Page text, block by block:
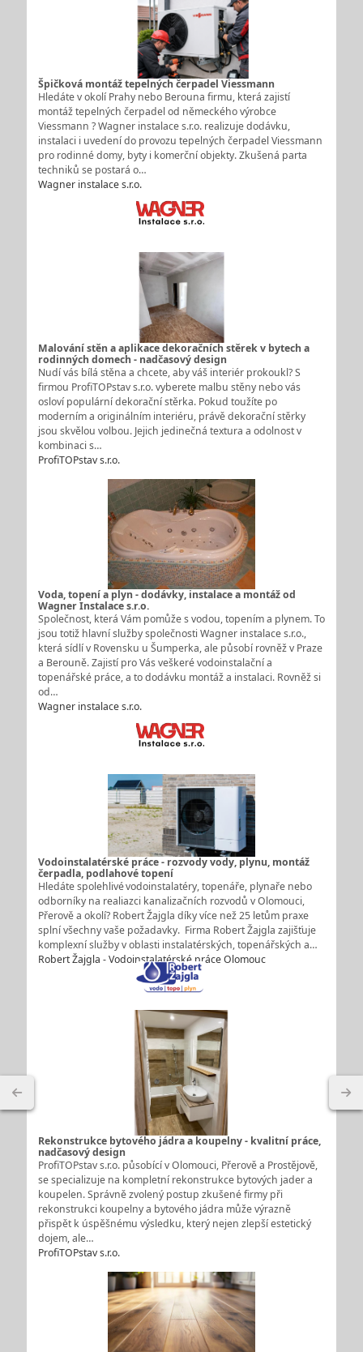
Špičková montáž tepelných čerpadel Viessmann
Hledáte v okolí Prahy nebo Berouna firmu, která zajistí
montáž tepelných čerpadel od německého výrobce
Viessmann ? Wagner instalace s.r.o. realizuje dodávku,
instalaci i uvedení do provozu tepelných čerpadel Viessmann
pro rodinné domy, byty i komerční objekty. Zkušená parta
techniků se postará o…
Wagner instalace s.r.o.
Malování stěn a aplikace dekoračních stěrek v bytech a
rodinných domech - nadčasový design
Nudí vás bílá stěna a chcete, aby váš interiér prokoukl? S
firmou ProfiTOPstav s.r.o. vyberete malbu stěny nebo vás
osloví populární dekorační stěrka. Pokud toužíte po
moderním a originálním interiéru, právě dekorační stěrky
jsou skvělou volbou. Jejich jedinečná textura a odolnost v
kombinaci s…
ProfiTOPstav s.r.o.
Voda, topení a plyn - dodávky, instalace a montáž od
Wagner Instalace s.r.o.
Společnost, která Vám pomůže s vodou, topením a plynem. To
jsou totiž hlavní služby společnosti Wagner instalace s.r.o.,
která sídlí v Rovensku u Šumperka, ale působí rovněž v Praze
a Berouně. Zajistí pro Vás veškeré vodoinstalační a
topenářské práce, a to dodávku montáž a instalaci. Rovněž si
od…
Wagner instalace s.r.o.
Vodoinstalatérské práce - rozvody vody, plynu, montáž
čerpadla, podlahové topení
Hledáte spolehlivé vodoinstalatéry, topenáře, plynaře nebo
odborníky na realiazci kanalizačních rozvodů v Olomouci,
Přerově a okolí? Robert Žajgla díky více než 25 letům praxe
splní všechny vaše požadavky. Firma Robert Žajgla zajišťuje
komplexní služby v oblasti instalatérských, topenářských a…
Robert Žajgla - Vodoinstalatérské práce Olomouc
Rekonstrukce bytového jádra a koupelny - kvalitní práce,
nadčasový design
ProfiTOPstav s.r.o. působící v Olomouci, Přerově a Prostějově,
se specializuje na kompletní rekonstrukce bytových jader a
koupelen. Správně zvolený postup zkušené firmy při
rekonstrukci koupelny a bytového jádra může výrazně
přispět k úspěšnému výsledku, který nejen zlepší estetický
dojem, ale…
ProfiTOPstav s.r.o.